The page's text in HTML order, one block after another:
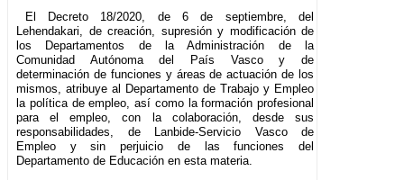
El Decreto 18/2020, de 6 de septiembre, del
Lehendakari, de creación, supresión y modificación de
los Departamentos de la Administración de la
Comunidad Autónoma del País Vasco y de
determinación de funciones y áreas de actuación de los
mismos, atribuye al Departamento de Trabajo y Empleo
la política de empleo, así como la formación profesional
para el empleo, con la colaboración, desde sus
responsabilidades, de Lanbide-Servicio Vasco de
Empleo y sin perjuicio de las funciones del
Departamento de Educación en esta materia.